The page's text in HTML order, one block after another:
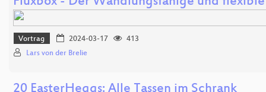
Vortrag 2024-03-17
413
Lars von der Brelie